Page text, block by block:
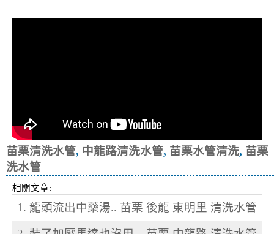
苗栗清洗水管, 中龍路清洗水管, 苗栗水管清洗, 苗栗
洗水管
相關文章:
1. 龍頭流出中藥湯.. 苗栗 後龍 東明里 清洗水管